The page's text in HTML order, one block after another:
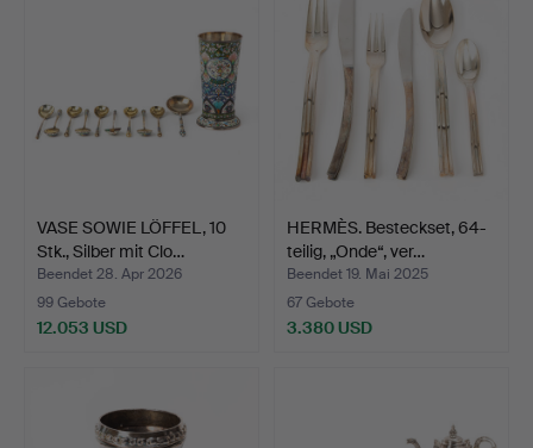
VASE SOWIE LÖFFEL, 10
Stk., Silber mit Clo…
Beendet 28. Apr 2026
99 Gebote
12.053 USD
HERMÈS. Besteckset, 64-
teilig, „Onde“, ver…
Beendet 19. Mai 2025
67 Gebote
3.380 USD